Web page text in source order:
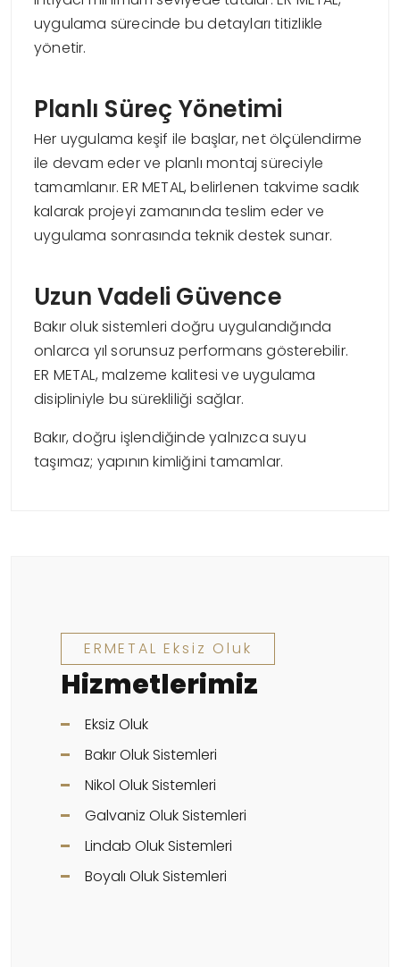
uygulama sürecinde bu detayları titizlikle
yönetir.
Planlı Süreç Yönetimi
Her uygulama keşif ile başlar, net ölçülendirme
ile devam eder ve planlı montaj süreciyle
tamamlanır. ER METAL, belirlenen takvime sadık
kalarak projeyi zamanında teslim eder ve
uygulama sonrasında teknik destek sunar.
Uzun Vadeli Güvence
Bakır oluk sistemleri doğru uygulandığında
onlarca yıl sorunsuz performans gösterebilir.
ER METAL, malzeme kalitesi ve uygulama
disipliniyle bu sürekliliği sağlar.
Bakır, doğru işlendiğinde yalnızca suyu
taşımaz; yapının kimliğini tamamlar.
ERMETAL Eksiz Oluk
Hizmetlerimiz
Eksiz Oluk
Bakır Oluk Sistemleri
Nikol Oluk Sistemleri
Galvaniz Oluk Sistemleri
Lindab Oluk Sistemleri
Boyalı Oluk Sistemleri